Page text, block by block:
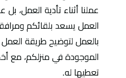
عملنا أثناء تأدية
العمل يسعد بلقائكم
بالعمل لتوضيح طريقة
الموجودة في منزلكم، مع
تعطيها له.